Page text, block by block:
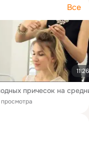
Все
11:26